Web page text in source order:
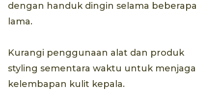
dengan handuk dingin selama beberapa
lama.
Kurangi penggunaan alat dan produk
styling sementara waktu untuk menjaga
kelembapan kulit kepala.